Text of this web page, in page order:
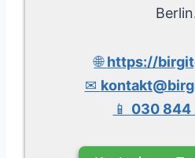
🌐https://
✉
📱 030 844